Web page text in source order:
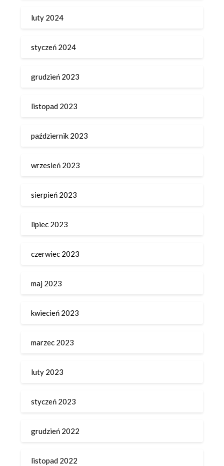
luty 2024
styczeń 2024
grudzień 2023
listopad 2023
październik 2023
wrzesień 2023
sierpień 2023
lipiec 2023
czerwiec 2023
maj 2023
kwiecień 2023
marzec 2023
luty 2023
styczeń 2023
grudzień 2022
listopad 2022